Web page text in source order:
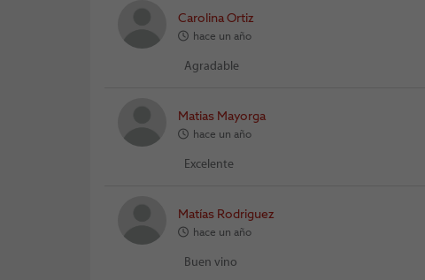
Carolina Ortiz
hace un año
Agradable
Matias Mayorga
hace un año
Excelente
Matías Rodriguez
hace un año
Buen vino